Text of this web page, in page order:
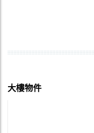
大樓物件